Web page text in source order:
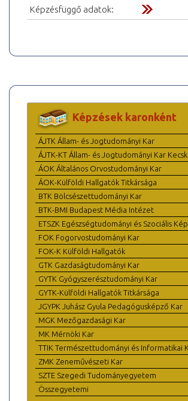
Képzésfüggő adatok:
Képzések karonként
ÁJTK Állam- és Jogtudományi Kar
ÁJTK-KT Állam- és Jogtudományi Kar
ÁOK Általános Orvostudományi Kar
ÁOK-Külföldi Hallgatók Titkársága
BTK Bölcsészettudományi Kar
BTK-BMI Budapest Média Intézet
ETSZK Egészségtudományi és Szociális
FOK Fogorvostudományi Kar
FOK-K Külföldi Hallgatók
GTK Gazdaságtudományi Kar
GYTK Gyógyszerésztudományi Kar
GYTK-Külföldi Hallgatók Titkársága
JGYPK Juhász Gyula Pedagógusképző Kar
MGK Mezőgazdasági Kar
MK Mérnöki Kar
TTIK Természettudományi és Informatikai
ZMK Zeneművészeti Kar
SZTE Szegedi Tudományegyetem
Összegyetemi